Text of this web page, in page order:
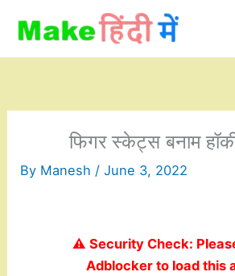
content
फिगर स्केट्स बनाम
By Manesh /June 3, 2022
⚠️ Security Check:
Adblocker to load this